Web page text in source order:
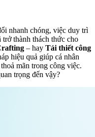
nhanh chóng, việc duy trì
thành thách thức cho
– hay Tái thiết công
hiệu quả giúp cá nhân
mãn trong công việc.
trọng đến vậy?